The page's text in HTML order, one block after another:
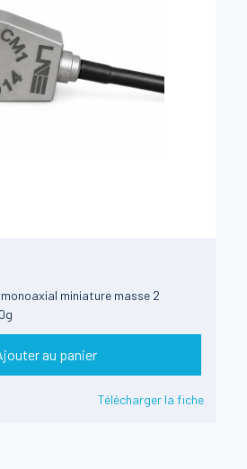
miniature masse 2
au panier
Télécharger la fiche